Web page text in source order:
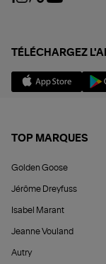
TÉLÉCHARGEZ
TOP MARQUES
Golden Goose
Jérôme Dreyfuss
Isabel Marant
Jeanne Vouland
Autry